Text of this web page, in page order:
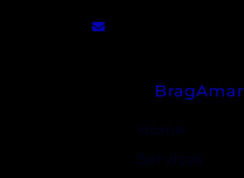
BragAmar
Home
Serviços